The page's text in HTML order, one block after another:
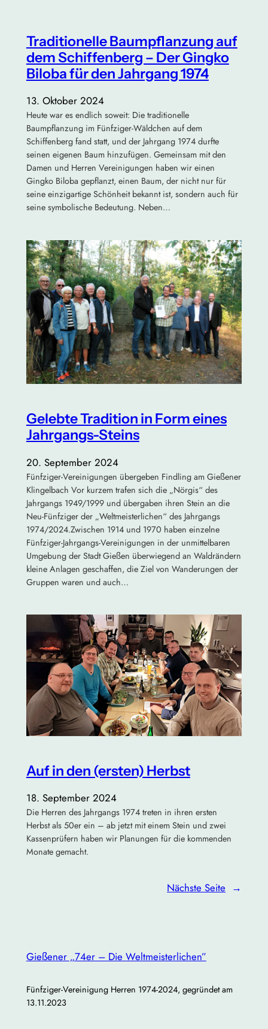
Traditionelle Baumpflanzung auf
dem Schiffenberg – Der Gingko
Biloba für den Jahrgang 1974
13. Oktober 2024
Heute war es endlich soweit: Die traditionelle
Baumpflanzung im Fünfziger-Wäldchen auf dem
Schiffenberg fand statt, und der Jahrgang 1974 durfte
seinen eigenen Baum hinzufügen. Gemeinsam mit den
Damen und Herren Vereinigungen haben wir einen
Gingko Biloba gepflanzt, einen Baum, der nicht nur für
seine einzigartige Schönheit bekannt ist, sondern auch für
seine symbolische Bedeutung. Neben…
Gelebte Tradition in Form eines
Jahrgangs-Steins
20. September 2024
Fünfziger-Vereinigungen übergeben Findling am Gießener
Klingelbach Vor kurzem trafen sich die „Nörgis“ des
Jahrgangs 1949/1999 und übergaben ihren Stein an die
Neu-Fünfziger der „Weltmeisterlichen“ des Jahrgangs
1974/2024.Zwischen 1914 und 1970 haben einzelne
Fünfziger-Jahrgangs-Vereinigungen in der unmittelbaren
Umgebung der Stadt Gießen überwiegend an Waldrändern
kleine Anlagen geschaffen, die Ziel von Wanderungen der
Gruppen waren und auch…
Auf in den (ersten) Herbst
18. September 2024
Die Herren des Jahrgangs 1974 treten in ihren ersten
Herbst als 50er ein – ab jetzt mit einem Stein und zwei
Kassenprüfern haben wir Planungen für die kommenden
Monate gemacht.
Nächste Seite →
Gießener „74er – Die Weltmeisterlichen”
Fünfziger-Vereinigung Herren 1974-2024, gegründet am
13.11.2023